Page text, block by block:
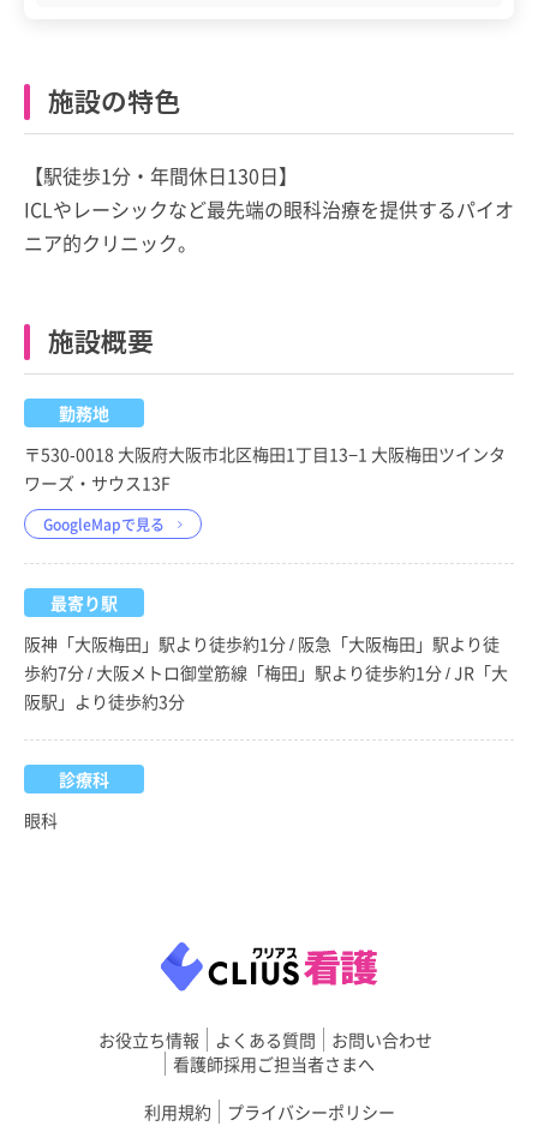
施設の特色
【駅徒歩1分・年間休日130日】
ICLやレーシックなど最先端の眼科治療を提供するパイオ
ニア的クリニック。
施設概要
勤務地
〒530-0018 大阪府大阪市北区梅田1丁目13−1 大阪梅田ツインタ
ワーズ・サウス13F
GoogleMapで見る
最寄り駅
阪神「大阪梅田」駅より徒歩約1分 / 阪急「大阪梅田」駅より徒
歩約7分 / 大阪メトロ御堂筋線「梅田」駅より徒歩約1分 / JR「大
阪駅」より徒歩約3分
診療科
眼科
お役立ち情報 よくある質問
お問い合わせ
看護師採用ご担当者さまへ
利用規約
プライバシーポリシー